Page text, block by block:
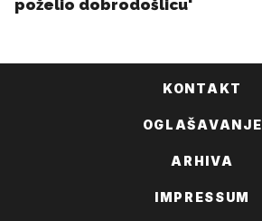
KONTAKT
OGLAŠAVANJE
ARHIVA
IMPRESSUM